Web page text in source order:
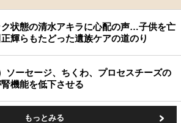
状態の清水アキラに心配の声…子供を亡
正輝らもたどった遺族ケアの道のり
ソーセージ、ちくわ、プロセスチーズの
機能を低下させる
もっとみる